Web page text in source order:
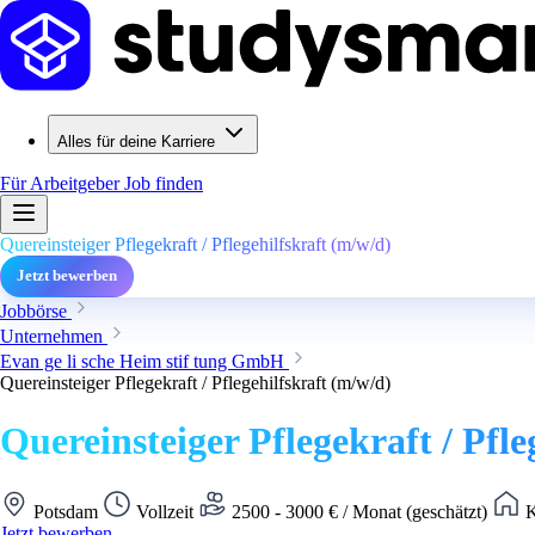
Alles für deine Karriere
Für ArbeitgeberJob finden
Quereinsteiger Pflegekraft / Pflegehilfskraft (m/w/d)
Jetzt bewerben
Jobbörse
Unternehmen
Evan ge li sche Heim stif tung GmbH
Quereinsteiger Pflegekraft / Pflegehilfskraft (m/w/d)
Quereinsteiger Pflegekraft /
Potsdam Vollzeit 2500 - 3000 € / Monat (geschätzt)